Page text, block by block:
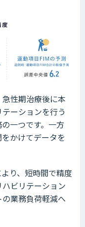
性期治療後に本
ーションを行う
一つです。一方
かけてデータを
り、短時間で精度
ビリテーション
業務負荷軽減へ